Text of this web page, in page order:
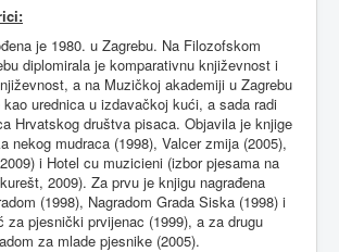
:
je 1980. u Zagrebu. Na Filozofskom
diplomirala je komparativnu književnost i
a na Muzičkoj akademiji u Zagrebu
urednica u izdavačkoj kući, a sada radi
Hrvatskog društva pisaca. Objavila je knjige
nekog mudraca (1998), Valcer zmija (2005),
i Hotel cu muzicieni (izbor pjesama na
2009). Za prvu je knjigu nagrađena
(1998), Nagradom Grada Siska (1998) i
za pjesnički prvijenac (1999), a za drugu
za mlade pjesnike (2005).